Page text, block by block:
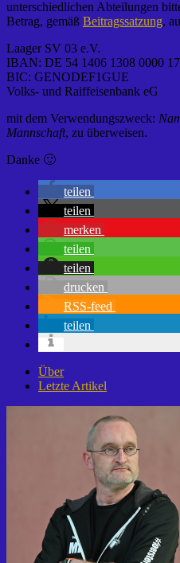
unterschiedlichen Abteilungen
Betrag, gemäß Beitragssatzung,
Laager SV 03 e.V.
IBAN: DE 54 1406 1308 0000
BIC: GENODEF1GUE
Volks- und Raiffeisenbank eG
mit dem Verwendungszweck:
Mannschaft, zu überweisen.
Danke 🙂
teilen
teilen
merken
teilen
teilen
drucken
RSS-feed
teilen
Über
Letzte Artikel